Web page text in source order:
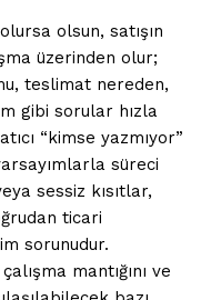
olsun, satışın
üzerinden olur;
teslimat nereden,
gibi sorular hızla
“kimse yazmıyor”
süreci
sessiz kısıtlar,
ticari
sorunudur.
mantığını ve